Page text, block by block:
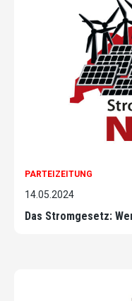
PARTEIZEITUNG
14.05.2024
Das Stromgesetz: